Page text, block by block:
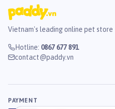
Vietnam's leading online pet store
Hotline: 0867 677 891
contact@paddy.vn
PAYMENT